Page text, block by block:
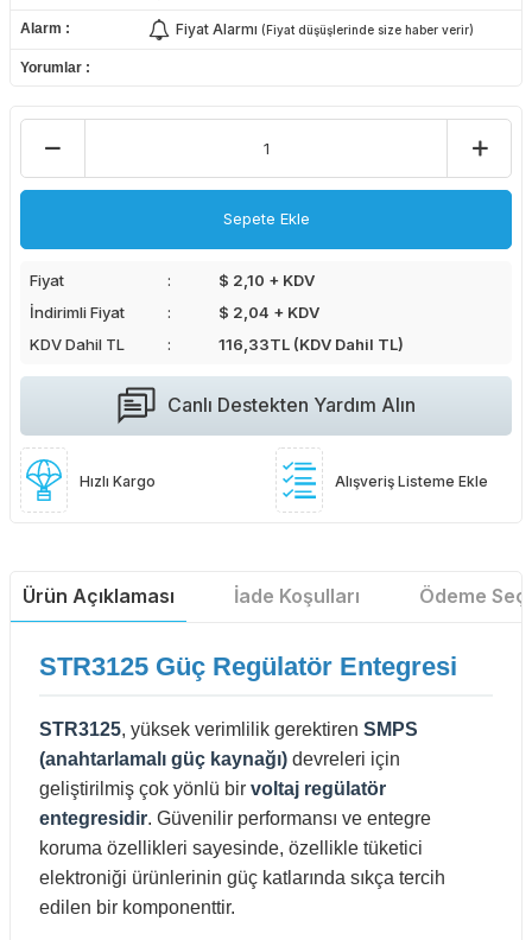
Alarm Fiyat Alarmı (Fiyat düşüşlerinde size haber verir)
Yorumlar
Sepete Ekle
Fiyat
$ 2,10 + KDV
İndirimli Fiyat
$ 2,04 + KDV
KDV Dahil TL
116,33TL (KDV Dahil TL)
Canlı Destekten Yardım Alın
Hızlı Kargo Alışveriş Listeme Ekle
Ürün Açıklaması İade Koşulları Ödeme
STR3125 Güç Regülatör Entegresi
STR3125, yüksek verimlilik gerektiren SMPS
(anahtarlamalı güç kaynağı) devreleri için
geliştirilmiş çok yönlü bir voltaj regülatör
entegresidir. Güvenilir performansı ve entegre
koruma özellikleri sayesinde, özellikle tüketici
elektroniği ürünlerinin güç katlarında sıkça tercih
edilen bir komponenttir.